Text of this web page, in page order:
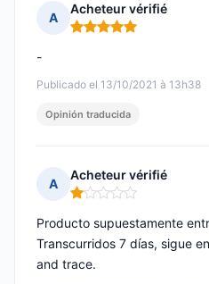
A
Acheteur vérifié
Nota: 5 de 5
Publicado el 13/10/2021 à 13h38
-
Opinión traducida
A
Acheteur vérifié
Nota: 1 de 5
Producto supuestamente
Transcurridos 7 días, sigue
and trace.